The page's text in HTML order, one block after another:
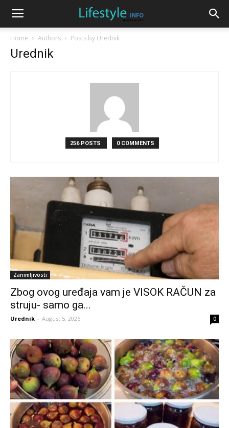
Home Authors Posts by Urednik
Urednik
256 POSTS 0 COMMENTS
Zanimljivosti
Zbog ovog uređaja vam je VISOK RAČUN za
struju- samo ga...
Urednik - August 5, 2026 0